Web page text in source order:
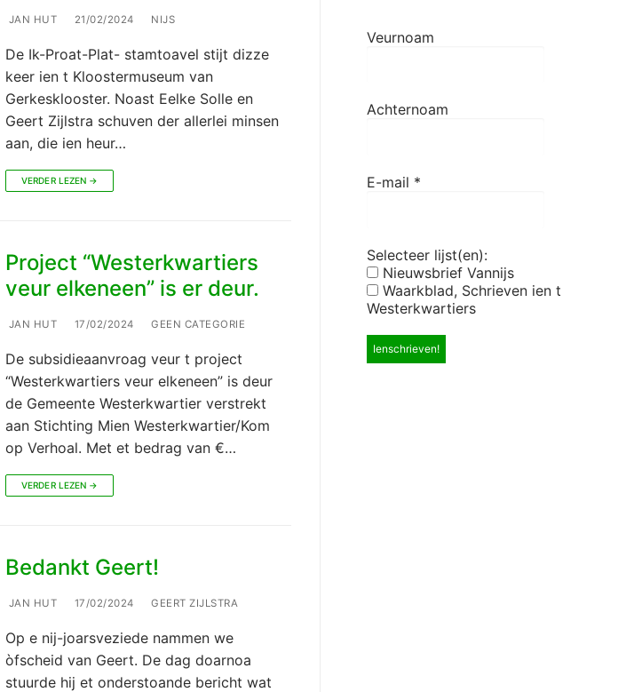
JAN HUT 21/02/2024 NIJS
De Ik-Proat-Plat- stamtoavel stijt dizze
keer ien t Kloostermuseum van
Gerkesklooster. Noast Eelke Solle en
Geert Zijlstra schuven der allerlei minsen
aan, die ien heur…
VERDER LEZEN →
Project “Westerkwartiers
veur elkeneen” is er deur.
JAN HUT 17/02/2024 GEEN CATEGORIE
De subsidieaanvroag veur t project
“Westerkwartiers veur elkeneen” is deur
de Gemeente Westerkwartier verstrekt
aan Stichting Mien Westerkwartier/Kom
op Verhoal. Met et bedrag van €…
VERDER LEZEN →
Bedankt Geert!
JAN HUT 17/02/2024 GEERT ZIJLSTRA
Op e nij-joarsveziede nammen we
òfscheid van Geert. De dag doarnoa
stuurde hij et onderstoande bericht wat
Veurnoam
Achternoam
E-mail *
Selecteer lijst(en):
Nieuwsbrief Vannijs
Waarkblad, Schrieven ien t
Westerkwartiers